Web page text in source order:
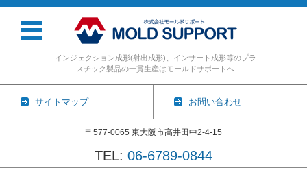
インジェクション成形(射出成形)、インサート成形等のプラ
スチック製品の一貫生産はモールドサポートへ
サイトマップ お問い合わせ
〒577-0065 東大阪市高井田中2-4-15
TEL: 06-6789-0844
コンテンツに移動